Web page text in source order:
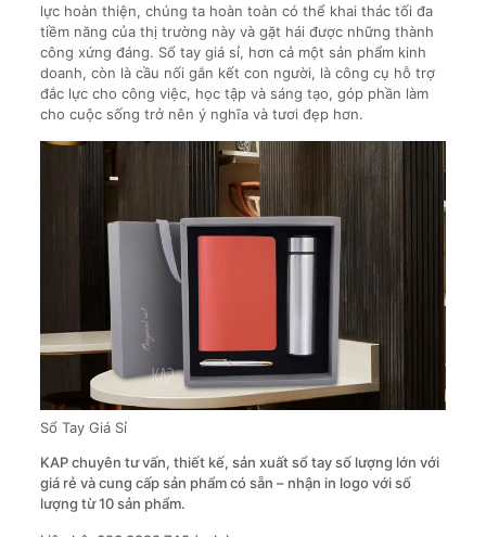
lực hoàn thiện, chúng ta hoàn toàn có thể khai thác tối đa
tiềm năng của thị trường này và gặt hái được những thành
công xứng đáng. Sổ tay giá sỉ, hơn cả một sản phẩm kinh
doanh, còn là cầu nối gắn kết con người, là công cụ hỗ trợ
đắc lực cho công việc, học tập và sáng tạo, góp phần làm
cho cuộc sống trở nên ý nghĩa và tươi đẹp hơn.
Sổ Tay Giá Sỉ
KAPchuyên tư vấn, thiết kế, sản xuất sổ tay số lượng lớn với
giá rẻ và cung cấp sản phẩm có sẵn – nhận in logo với số
lượng từ 10 sản phẩm.